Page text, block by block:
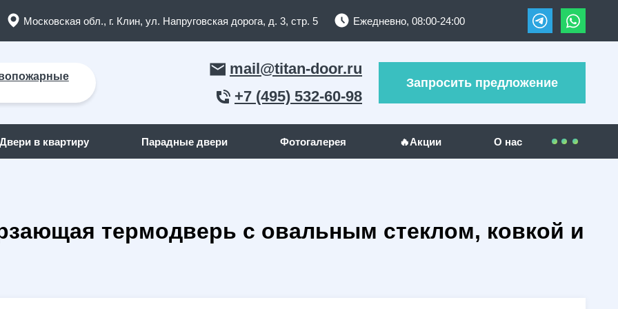
Московская обл., г. Клин, ул. Напруговская дорога, д. 3, стр. 5 Ежедневно, 08:00-24:00
mail@titan-door.ru
+7 (495) 532-60-98
Запросить предложение
двери (165)
двери (91)
С отделкой МДФ (289)
С отделкой массив дерева
Решетки на окна (24)
Двери в квартиру Парадные двери Фотогалерея 🔥Акции О нас
термодверь с овальным стеклом, ковкой и